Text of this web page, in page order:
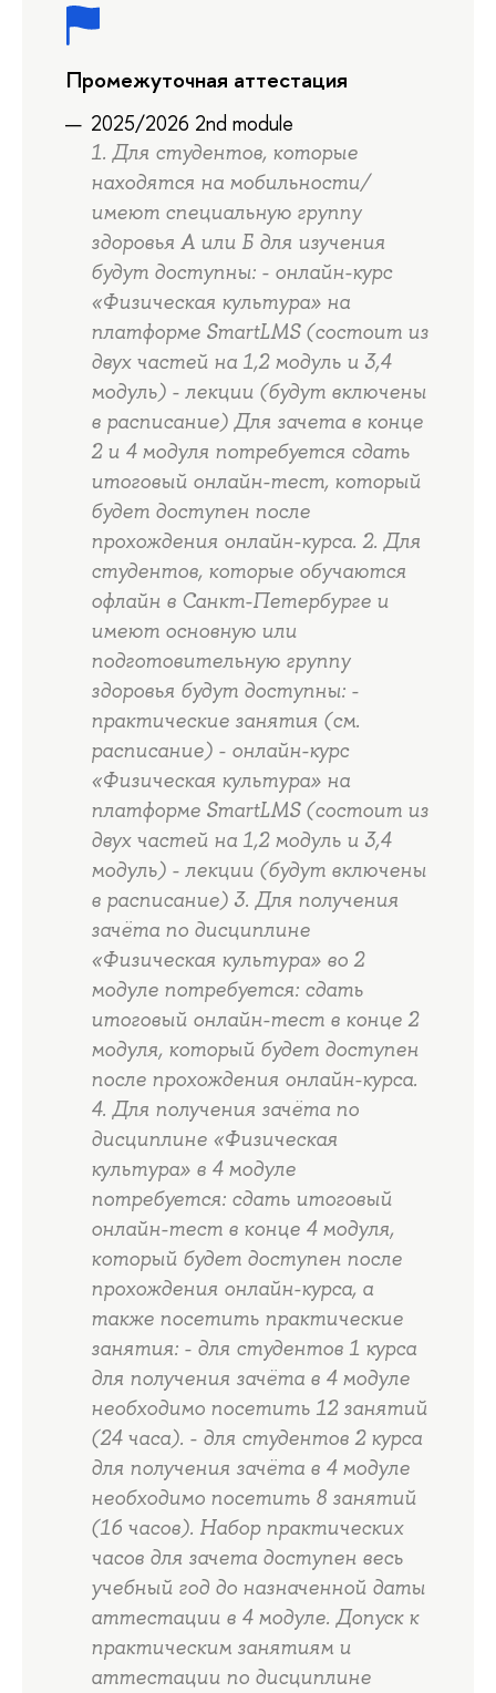
Промежуточная аттестация
2025/2026 2nd module
1. Для студентов, которые
находятся на мобильности/
имеют специальную группу
здоровья А или Б для изучения
будут доступны: - онлайн-курс
«Физическая культура» на
платформе SmartLMS (состоит из
двух частей на 1,2 модуль и 3,4
модуль) - лекции (будут включены
в расписание) Для зачета в конце
2 и 4 модуля потребуется сдать
итоговый онлайн-тест, который
будет доступен после
прохождения онлайн-курса. 2. Для
студентов, которые обучаются
офлайн в Санкт-Петербурге и
имеют основную или
подготовительную группу
здоровья будут доступны: -
практические занятия (см.
расписание) - онлайн-курс
«Физическая культура» на
платформе SmartLMS (состоит из
двух частей на 1,2 модуль и 3,4
модуль) - лекции (будут включены
в расписание) 3. Для получения
зачёта по дисциплине
«Физическая культура» во 2
модуле потребуется: сдать
итоговый онлайн-тест в конце 2
модуля, который будет доступен
после прохождения онлайн-курса.
4. Для получения зачёта по
дисциплине «Физическая
культура» в 4 модуле
потребуется: сдать итоговый
онлайн-тест в конце 4 модуля,
который будет доступен после
прохождения онлайн-курса, а
также посетить практические
занятия: - для студентов 1 курса
для получения зачёта в 4 модуле
необходимо посетить 12 занятий
(24 часа). - для студентов 2 курса
для получения зачёта в 4 модуле
необходимо посетить 8 занятий
(16 часов). Набор практических
часов для зачета доступен весь
учебный год до назначенной даты
аттестации в 4 модуле. Допуск к
практическим занятиям и
аттестации по дисциплине